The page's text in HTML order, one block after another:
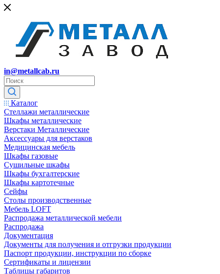
in@metallcab.ru
Каталог
Стеллажи металлические
Шкафы металлические
Верстаки Металлические
Аксессуары для верстаков
Медицинская мебель
Шкафы газовые
Сушильные шкафы
Шкафы бухгалтерские
Шкафы картотечные
Сейфы
Столы производственные
Мебель LOFT
Распродажа металлической мебели
Распродажа
Документация
Документы для получения и отгрузки продукции
Паспорт продукции, инструкции по сборке
Сертификаты и лицензии
Таблицы габаритов